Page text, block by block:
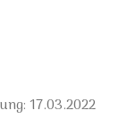
17.03.2022